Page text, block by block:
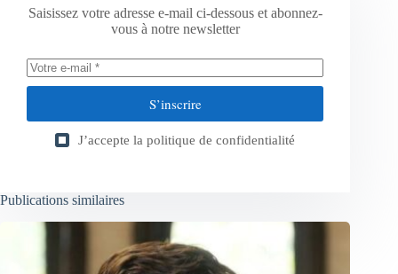
Saisissez votre adresse e-mail ci-dessous et abonnez-
vous à notre newsletter
S’inscrire
J’accepte la politique de confidentialité
Publications similaires